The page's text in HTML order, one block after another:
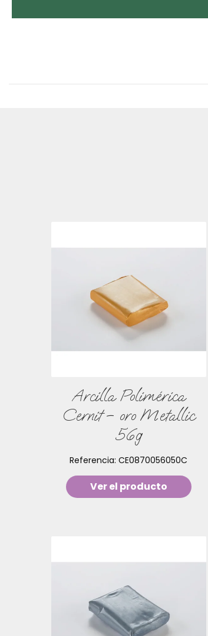
Arcilla Polimérica
Cernit – oro Metallic
56g
Referencia:CE0870056050C
Ver el producto